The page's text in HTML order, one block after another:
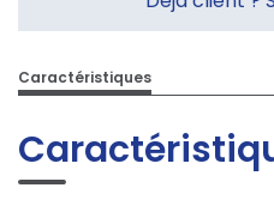
Caractéristiques